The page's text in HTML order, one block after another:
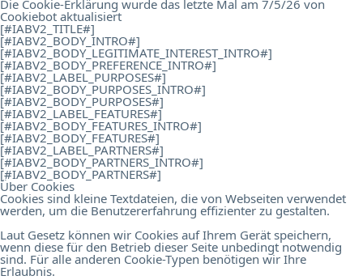
Die Cookie-Erklärung wurde das letzte Mal am 7/5/26 von
Cookiebot aktualisiert
[#IABV2_TITLE#]
[#IABV2_BODY_INTRO#]
[#IABV2_BODY_LEGITIMATE_INTEREST_INTRO#]
[#IABV2_BODY_PREFERENCE_INTRO#]
[#IABV2_LABEL_PURPOSES#]
[#IABV2_BODY_PURPOSES_INTRO#]
[#IABV2_BODY_PURPOSES#]
[#IABV2_LABEL_FEATURES#]
[#IABV2_BODY_FEATURES_INTRO#]
[#IABV2_BODY_FEATURES#]
[#IABV2_LABEL_PARTNERS#]
[#IABV2_BODY_PARTNERS_INTRO#]
[#IABV2_BODY_PARTNERS#]
Über Cookies
Cookies sind kleine Textdateien, die von Webseiten verwendet
werden, um die Benutzererfahrung effizienter zu gestalten.
Laut Gesetz können wir Cookies auf Ihrem Gerät speichern,
wenn diese für den Betrieb dieser Seite unbedingt notwendig
sind. Für alle anderen Cookie-Typen benötigen wir Ihre
Erlaubnis.